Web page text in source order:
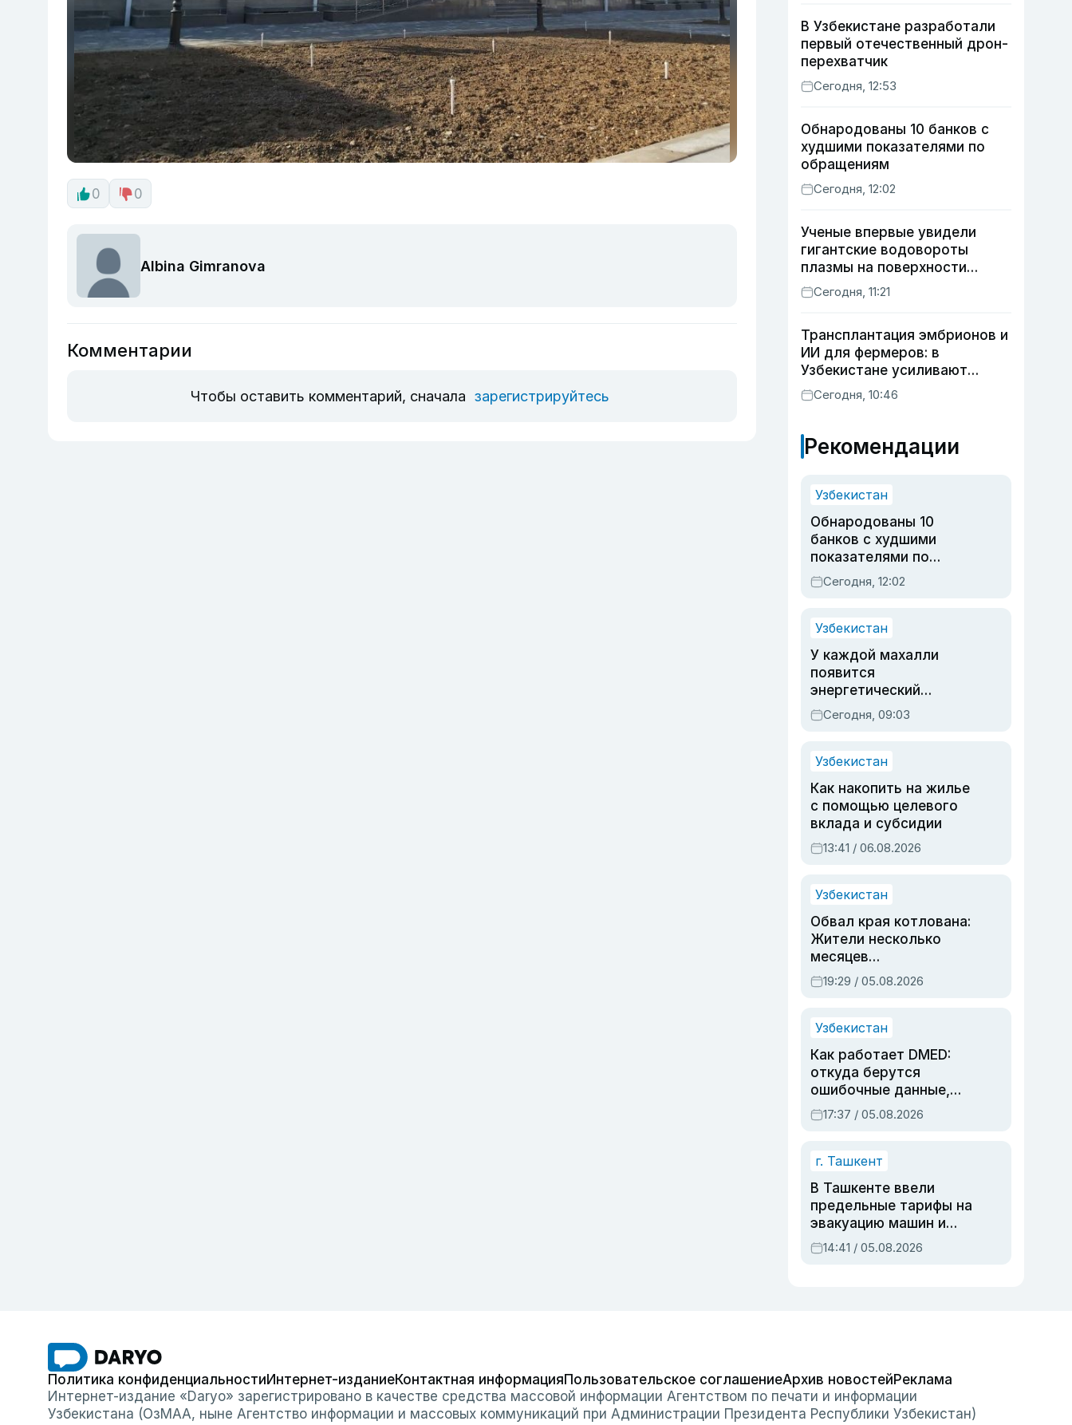
0 0
Albina Gimranova
Комментарии
Чтобы оставить комментарий, сначала зарегистрируйтесь
В Узбекистане разработали
первый отечественный дрон-
перехватчик
Сегодня, 12:53
Обнародованы 10 банков с
худшими показателями по
обращениям
Сегодня, 12:02
Ученые впервые увидели
гигантские водовороты
плазмы на поверхности
Солнца
Сегодня, 11:21
Трансплантация эмбрионов и
ИИ для фермеров: в
Узбекистане усиливают
развитие животноводства
Сегодня, 10:46
Рекомендации
Узбекистан
Обнародованы 10
банков с худшими
показателями по
обращениям
Сегодня, 12:02
Узбекистан
У каждой махалли
появится
энергетический
паспорт
Сегодня, 09:03
Узбекистан
Как накопить на жилье
с помощью целевого
вклада и субсидии
13:41 / 06.08.2026
Узбекистан
Обвал края котлована:
Жители несколько
месяцев
предупреждали об
опасности, но стройка
19:29 / 05.08.2026
Узбекистан
Как работает DMED:
откуда берутся
ошибочные данные,
дубли аккаунтов и
очереди по онлайн-
17:37 / 05.08.2026
г. Ташкент
В Ташкенте ввели
предельные тарифы на
эвакуацию машин и
штрафстоянки
14:41 / 05.08.2026
Политика конфиденциальностиИнтернет-изданиеКонтактная информацияПользовательское соглашениеАрхив новостейРеклама
Интернет-издание «Daryo» зарегистрировано в качестве средства массовой информации Агентством по печати и информации
Узбекистана (ОзМАА, ныне Агентство информации и массовых коммуникаций при Администрации Президента Республики Узбекистан)